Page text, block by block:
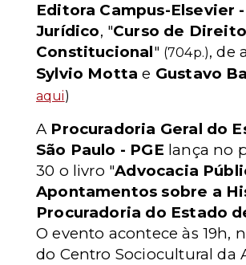
Editora Campus-Elsevier
Jurídico, "Curso de Direito
Constitucional" (704p.), de
Sylvio Motta e Gustavo
aqui)
A Procuradoria Geral do
São Paulo - PGE lança no
30 o livro "Advocacia
Apontamentos sobre a
Procuradoria do Estado
O evento acontece às 19h,
do Centro Sociocultural da